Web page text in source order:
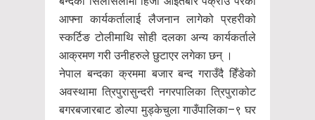
आफ्ना कार्यकर्तालाई लैजनान लागेको प्रहरीको
स्कर्टिङ टोलीमाथि सोही दलका अन्य कार्यकर्ताले
आक्रमण गरी उनीहरुले छुटाएर लगेका छन् ।
नेपाल बन्दका क्रममा बजार बन्द गराउँदै हिँडेको
अवस्थामा त्रिपुरासुन्दरी नगरपालिका त्रिपुराकोट
बगरबजारबाट डोल्पा मुड्केचुला गाउँपालिका–९ घर